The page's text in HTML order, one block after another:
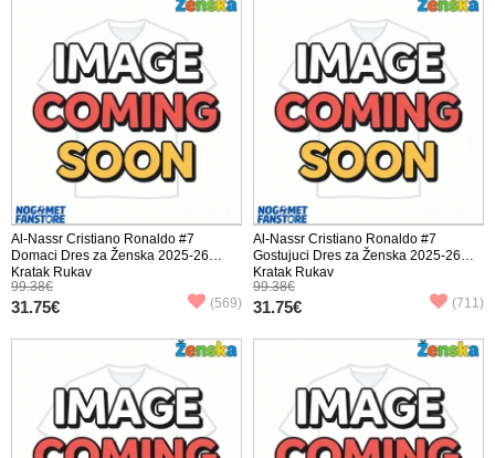
Al-Nassr Cristiano Ronaldo #7
Domaci Dres za Ženska 2025-26
Kratak Rukav
99.38€
31.75€ (569)
Al-Nassr Cristiano Ronaldo #7
Gostujuci Dres za Ženska 2025-26
Kratak Rukav
99.38€
31.75€ (711)